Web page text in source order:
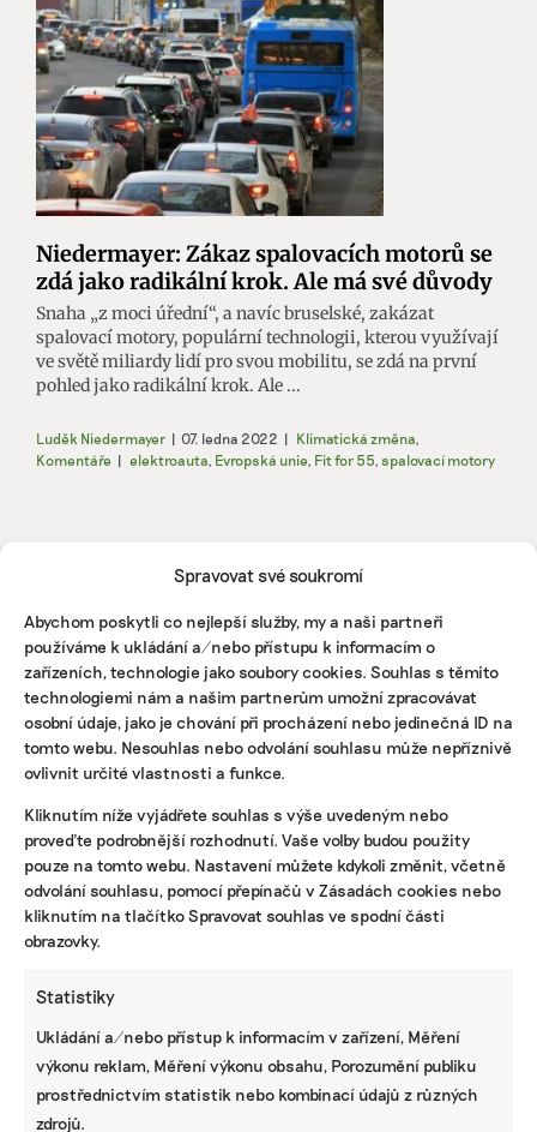
Spravovat své soukromí
Abychom poskytli co nejlepší služby, my a naši partneři
používáme k ukládání a/nebo přístupu k informacím o
zařízeních, technologie jako soubory cookies. Souhlas s těmito
technologiemi nám a našim partnerům umožní zpracovávat
osobní údaje, jako je chování při procházení nebo jedinečná ID na
tomto webu. Nesouhlas nebo odvolání souhlasu může nepříznivě
ovlivnit určité vlastnosti a funkce.
Kliknutím níže vyjádřete souhlas s výše uvedeným nebo
proveďte podrobnější rozhodnutí. Vaše volby budou použity
pouze na tomto webu. Nastavení můžete kdykoli změnit, včetně
odvolání souhlasu, pomocí přepínačů v Zásadách cookies nebo
kliknutím na tlačítko Spravovat souhlas ve spodní části
obrazovky.
Statistiky
Ukládání a/nebo přístup k informacím v zařízení, Měření
výkonu reklam, Měření výkonu obsahu, Porozumění publiku
prostřednictvím statistik nebo kombinací údajů z různých
zdrojů.
Niedermayer: Zákaz spalovacích motorů se
zdá jako radikální krok. Ale má své důvody
Snaha „z moci úřední“, a navíc bruselské, zakázat
spalovací motory, populární technologii, kterou využívají
ve světě miliardy lidí pro svou mobilitu, se zdá na první
pohled jako radikální krok. Ale ...
Luděk Niedermayer | 07. ledna 2022 | Klimatická změna,
Komentáře | elektroauta, Evropská unie, Fit for 55, spalovací motory
ODEBÍREJTE NÁŠ NEWSLETTER
NEJNOVĚJŠÍ PODCAST
Turkem rozjíždí fond s podporou
developera Sekyry
Přihlásit odběr